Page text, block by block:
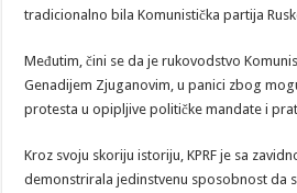
tradicionalno bila Komunistička partija
Međutim, čini se da je rukovodstvo
Genadijem Zjuganovim, u panici zbog
protesta u opipljive političke mandate i
Kroz svoju skoriju istoriju, KPRF je sa
demonstrirala jedinstvenu sposobnost da